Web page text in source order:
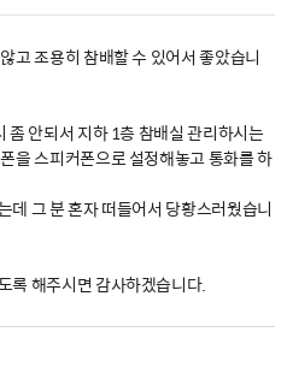
고 조용히 참배할 수 있어서 좋았습니
좀 안되서 지하 1층 참배실 관리하시는
을 스피커폰으로 설정해놓고 통화를 하
데 그 분 혼자 떠들어서 당황스러웠습니
록 해주시면 감사하겠습니다.